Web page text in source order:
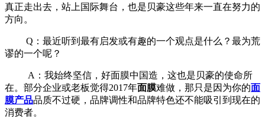
真正走出去，站上国际舞台，也是贝豪这些年来一直在努力的
方向。
Q：最近听到最有启发或有趣的一个观点是什么？最为荒
谬的一个呢？
A：我始终坚信，好面膜中国造，这也是贝豪的使命所
在。部分企业或老板觉得2017年面膜难做，那只是因为你的面
膜产品品质不过硬，品牌调性和品牌特色还不能吸引到现在的
消费者。